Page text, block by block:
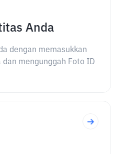
Anda
dengan memasukkan
mengunggah Foto ID